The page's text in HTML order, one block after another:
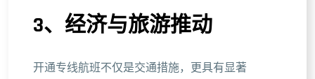
3、经济与旅游推动
开通专线航班不仅是交通措施，更具有显著